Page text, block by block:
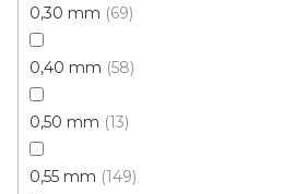
0,30 mm 69
0,40 mm 58
0,50 mm 13
0,55 mm 149